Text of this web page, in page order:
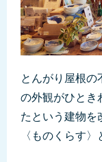
とんがり屋根の
の外観がひとき
たという建物を
〈ものくらす